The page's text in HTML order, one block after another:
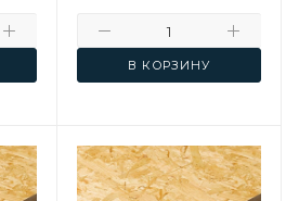
В КОРЗИНУ